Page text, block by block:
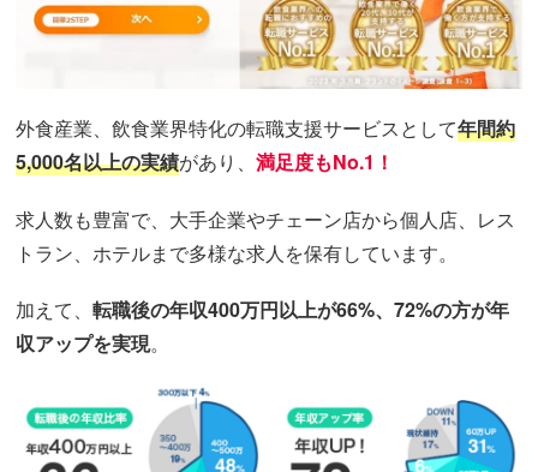
外食産業、飲食業界特化の転職支援サービスとして年間約
5,000名以上の実績があり、満足度もNo.1！
求人数も豊富で、大手企業やチェーン店から個人店、レス
トラン、ホテルまで多様な求人を保有しています。
加えて、転職後の年収400万円以上が66%、72%の方が年
収アップを実現。